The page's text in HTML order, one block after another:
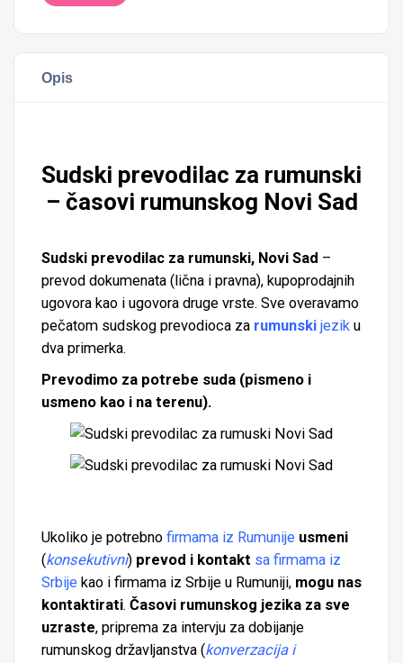
Opis
Sudski prevodilac za rumunski
– časovi rumunskog Novi Sad
Sudski prevodilac za rumunski, Novi Sad –
prevod dokumenata (lična i pravna), kupoprodajnih
ugovora kao i ugovora druge vrste. Sve overavamo
pečatom sudskog prevodioca za rumunski jezik u
dva primerka.
Prevodimo za potrebe suda (pismeno i
usmeno kao i na terenu).
Ukoliko je potrebno firmama iz Rumunije usmeni
(konsekutivni) prevod i kontakt sa firmama iz
Srbije kao i firmama iz Srbije u Rumuniji, mogu nas
kontaktirati. Časovi rumunskog jezika za sve
uzraste, priprema za intervju za dobijanje
rumunskog državljanstva (konverzacija i